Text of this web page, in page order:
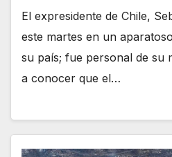
El expresidente de Chile,
este martes en un
su país; fue personal de su
a conocer que el…